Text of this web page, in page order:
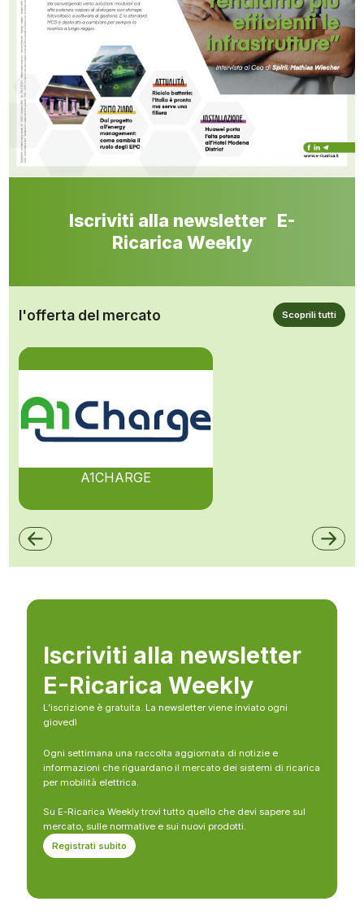
Iscriviti alla newsletter E-
Ricarica Weekly
l'offerta del mercato Scoprili tutti
A1CHARGE
Iscriviti alla newsletter
E-Ricarica Weekly
L’iscrizione è gratuita. La newsletter viene inviato ogni
giovedì
Ogni settimana una raccolta aggiornata di notizie e
informazioni che riguardano il mercato dei sistemi di ricarica
per mobilità elettrica.
Su E-Ricarica Weekly trovi tutto quello che devi sapere sul
mercato, sulle normative e sui nuovi prodotti.
Registrati subito